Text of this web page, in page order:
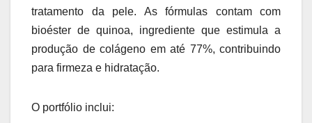
tratamento da pele. As fórmulas contam com
bioéster de quinoa, ingrediente que estimula a
produção de colágeno em até 77%, contribuindo
para firmeza e hidratação.
O portfólio inclui: